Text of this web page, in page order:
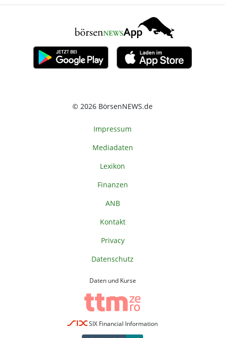
© 2026 BörsenNEWS.de
Impressum
Mediadaten
Lexikon
Finanzen
ANB
Kontakt
Privacy
Datenschutz
Daten und Kurse
SIX Financial Information